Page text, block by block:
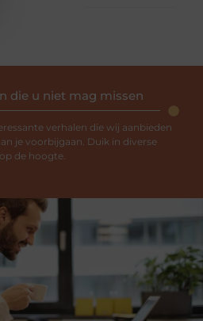
die u niet mag missen
verhalen die wij aanbieden
je voorbijgaan. Duik in diverse
de hoogte.